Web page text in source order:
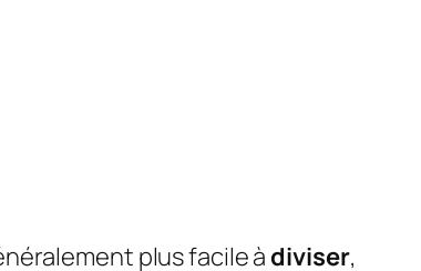
plus facile à diviser,